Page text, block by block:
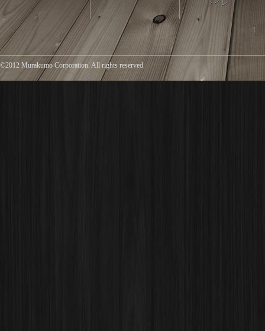
トイレ
©2012 Murakumo Corporation. All rights reserved.